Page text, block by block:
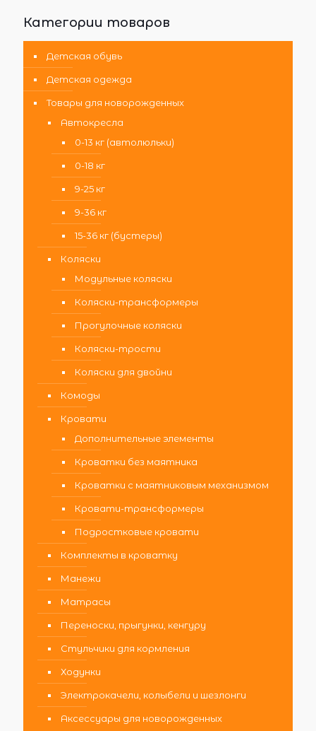
Категории товаров
Детская обувь
Детская одежда
Товары для новорожденных
Автокресла
0-13 кг (автолюльки)
0-18 кг
9-25 кг
9-36 кг
15-36 кг (бустеры)
Коляски
Модульные коляски
Коляски-трансформеры
Прогулочные коляски
Коляски-трости
Коляски для двойни
Комоды
Кровати
Дополнительные элементы
Кроватки без маятника
Кроватки с маятниковым механизмом
Кровати-трансформеры
Подростковые кровати
Комплекты в кроватку
Манежи
Матрасы
Переноски, прыгунки, кенгуру
Стульчики для кормления
Ходунки
Электрокачели, колыбели и шезлонги
Аксессуары для новорожденных